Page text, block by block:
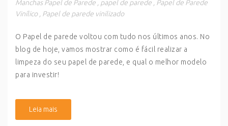
Manchas Papel de Parede
papel de parede
Papel de Parede
Vinílico
Papel de parede vinilizado
O Papel de parede voltou com tudo nos últimos anos. No
blog de hoje, vamos mostrar como é fácil realizar a
limpeza do seu papel de parede, e qual o melhor modelo
para investir!
Leia mais